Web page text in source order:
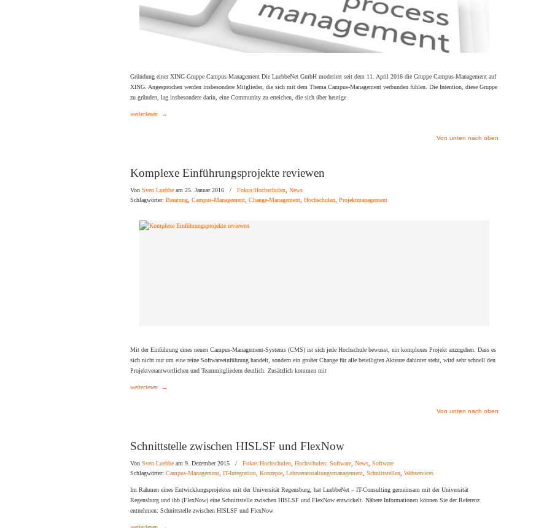
Gründung einer XING-Gruppe Campus-Management Die LuebbeNet GmbH moderiert seit dem 11. April 2016 die Gruppe Campus-Management auf
XING. Angesprochen werden insbesondere Mitglieder, die sich mit dem Thema Campus-Management verbunden fühlen. Die Intention, diese Gruppe
zu gründen, lag insbesondere darin, eine Community zu erreichen, die sich über heutige
weiterlesen →
Von unten nach oben
Komplexe Einführungsprojekte reviewen
Von Sven Luebbe am 25. Januar 2016 / Fokus:Hochschulen, News
Schlagwörter: Beratung, Campus-Management, Change-Management, Hochschulen, Projektmanagement
Mit der Einführung eines neuen Campus-Management-Systems (CMS) ist sich jede Hochschule bewusst, ein komplexes Projekt anzugehen. Dass es
sich nicht nur um eine reine Softwareeinführung handelt, sondern ein großer Change für alle beteiligten Akteure dahinter steht, wird sehr schnell den
Projektverantwortlichen und Teammitgliedern deutlich. Zusätzlich kommen mit
weiterlesen →
Von unten nach oben
Schnittstelle zwischen HISLSF und FlexNow
Von Sven Luebbe am 9. Dezember 2015 / Fokus:Hochschulen, Hochschulen: Software, News, Software
Schlagwörter: Campus-Management, IT-Integration, Konzepte, Lehrveranstaltungsmanagement, Schnittstellen, Webservices
Im Rahmen eines Entwicklungsprojektes mit der Universität Regensburg, hat LuebbeNet – IT-Consulting gemeinsam mit der Universität
Regensburg und ihb (FlexNow) eine Schnittstelle zwischen HISLSF und FlexNow entwickelt. Nähere Informationen können Sie der Referenz
entnehmen: Schnittstelle zwischen HISLSF und FlexNow